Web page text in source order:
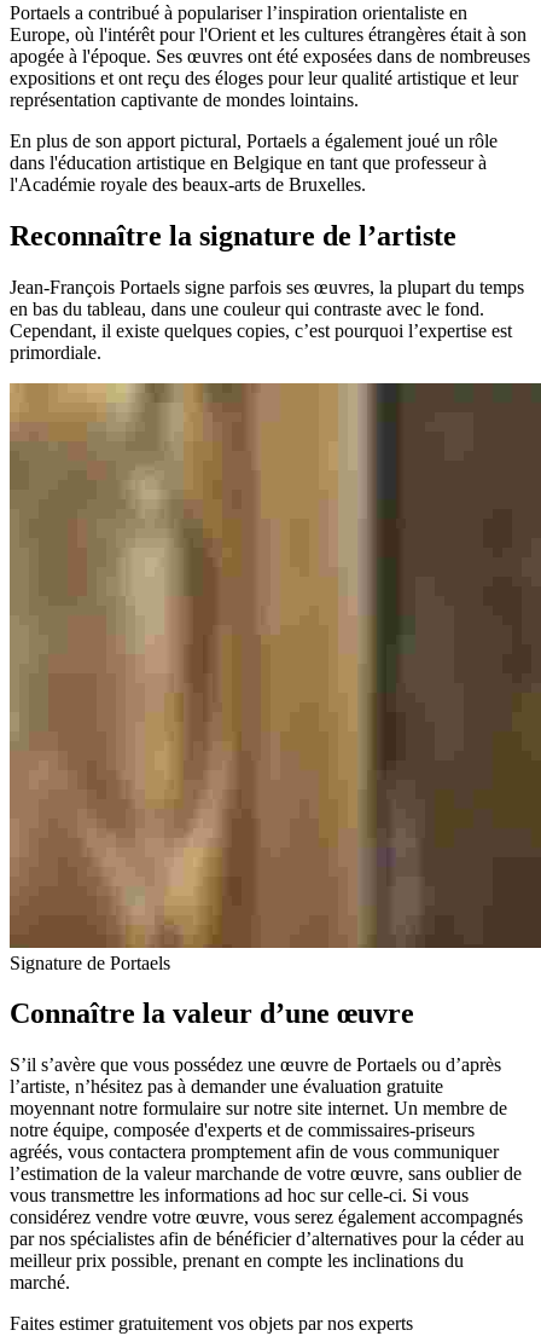
Portaels a contribué à populariser l’inspiration orientaliste en
Europe, où l'intérêt pour l'Orient et les cultures étrangères était à son
apogée à l'époque. Ses œuvres ont été exposées dans de nombreuses
expositions et ont reçu des éloges pour leur qualité artistique et leur
représentation captivante de mondes lointains.
En plus de son apport pictural, Portaels a également joué un rôle
dans l'éducation artistique en Belgique en tant que professeur à
l'Académie royale des beaux-arts de Bruxelles.
Reconnaître la signature de l’artiste
Jean-François Portaels signe parfois ses œuvres, la plupart du temps
en bas du tableau, dans une couleur qui contraste avec le fond.
Cependant, il existe quelques copies, c’est pourquoi l’expertise est
primordiale.
Signature de Portaels
Connaître la valeur d’une œuvre
S’il s’avère que vous possédez une œuvre de Portaels ou d’après
l’artiste, n’hésitez pas à demander une évaluation gratuite
moyennant notre formulaire sur notre site internet. Un membre de
notre équipe, composée d'experts et de commissaires-priseurs
agréés, vous contactera promptement afin de vous communiquer
l’estimation de la valeur marchande de votre œuvre, sans oublier de
vous transmettre les informations ad hoc sur celle-ci. Si vous
considérez vendre votre œuvre, vous serez également accompagnés
par nos spécialistes afin de bénéficier d’alternatives pour la céder au
meilleur prix possible, prenant en compte les inclinations du
marché.
Faites estimer gratuitement vos objets par nos experts